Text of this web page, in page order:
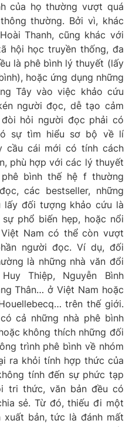
của họ thường vượt quá
thường. Bởi vì, khác
Thanh, cũng khác với
hội học truyền thống, đa
là phê bình lý thuyết (lấy
hoặc ứng dụng những
Tây vào việc khảo cứu
người đọc, dễ tạo cảm
hỏi người đọc phải có
sự tìm hiểu sơ bộ về lí
cầu cái mới có tính cách
phù hợp với các lý thuyết
bình thế hệ f thường
các bestseller, những
lấy đối tượng khảo cứu là
phổ biến hẹp, hoặc nổi
Nam có thể còn vượt
người đọc. Ví dụ, đối
là những nhà văn đổi
Thiệp, Nguyễn Bình
Thân… ở Việt Nam hoặc
trên thế giới.
cả những nhà phê bình
không thích những đối
trình phê bình về nhóm
ra khỏi tính hợp thức của
tính đến sự phức tạp
tri thức, văn bản đều có
sẻ. Từ đó, thiếu đi một
xuất bản, tức là đánh mất